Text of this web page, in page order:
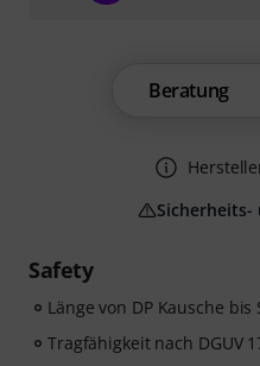
Safety
Länge von DP Kausche bis
Tragfähigkeit nach DGUV
Beratung
Sicherheits-